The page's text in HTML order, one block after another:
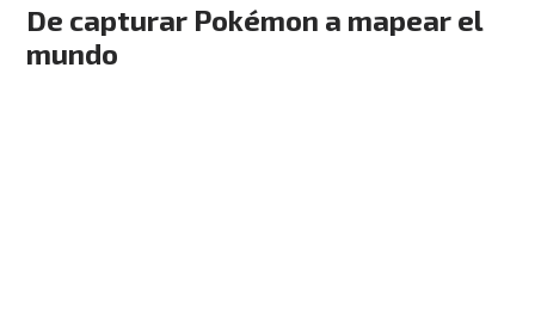
De capturar Pokémon a mapear el
mundo